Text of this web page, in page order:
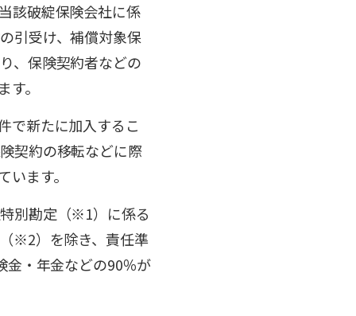
該破綻保険会社に係
引受け、補償対象保
、保険契約者などの
。
で新たに加入するこ
契約の移転などに際
ます。
別勘定（※1）に係る
※2）を除き、責任準
・年金などの90％が